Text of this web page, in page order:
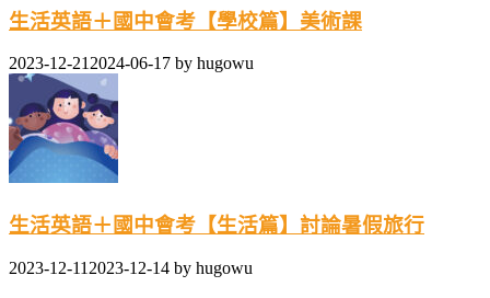
生活英語＋國中會考【學校篇】美術課
2023-12-212024-06-17 by hugowu
生活英語＋國中會考【生活篇】討論暑假旅行
2023-12-11 2023-12-14 by hugowu